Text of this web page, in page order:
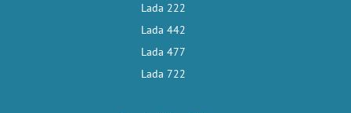
Lada 222
Lada 442
Lada 477
Lada 722